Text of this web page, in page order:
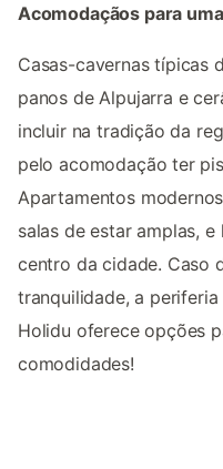
Acomodaçãos para
Casas-cavernas típicas
panos de Alpujarra e
incluir na tradição da
pelo acomodação ter
Apartamentos
salas de estar amplas,
centro da cidade. Caso
tranquilidade, a
Holidu oferece opções
comodidades!